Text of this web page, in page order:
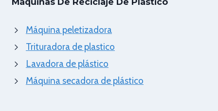
Máquina peletizadora
Trituradora de plastico
Lavadora de plástico
Máquina secadora de plástico